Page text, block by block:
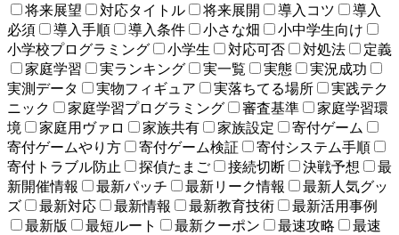
将来展望
対応タイトル 将来展開 導入コツ
導入
必須
導入手順 導入条件 小さな畑
小中学生向け
小学校プログラミング
小学生 対応可否 対処法
定義
家庭学習
実ランキング 実一覧 実態
実況成功
実測データ
実物フィギュア 実落ちてる場所
実践テク
ニック
家庭学習プログラミング 審査基準
家庭学習環
境
家庭用ヴァロ 家族共有 家族設定
寄付ゲーム
寄付ゲームやり方
寄付ゲーム検証
寄付システム手順
寄付トラブル防止
探偵たまご 接続切断 決戦予想
最
新開催情報
最新パッチ 最新リーク情報
最新人気グッ
ズ
最新対応 最新情報 最新教育技術
最新活用事例
最新版
最短ルート 最新クーポン 最速攻略
最速